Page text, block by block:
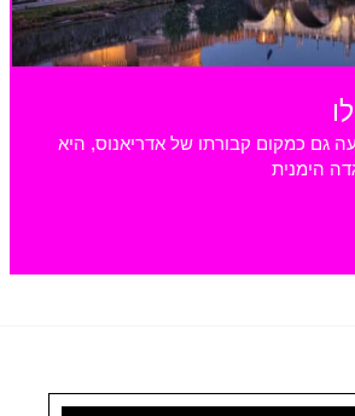
גם כמקום קבורתו של אדריאנוס, היא
הימנית